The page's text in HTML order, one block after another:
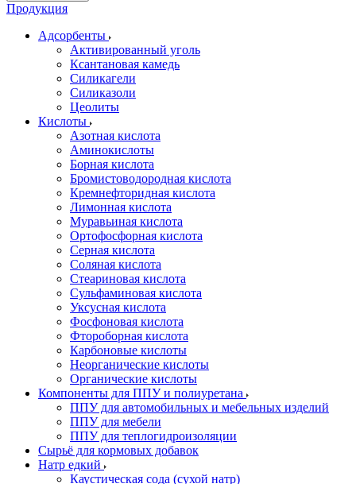
Продукция
Адсорбенты
Активированный уголь
Ксантановая камедь
Силикагели
Силиказоли
Цеолиты
Кислоты
Азотная кислота
Аминокислоты
Борная кислота
Бромистоводородная кислота
Кремнефторидная кислота
Лимонная кислота
Муравьиная кислота
Ортофосфорная кислота
Серная кислота
Соляная кислота
Стеариновая кислота
Сульфаминовая кислота
Уксусная кислота
Фосфоновая кислота
Фтороборная кислота
Карбоновые кислоты
Неорганические кислоты
Органические кислоты
Компоненты для ППУ и полиуретана
ППУ для автомобильных и мебельных изделий
ППУ для мебели
ППУ для теплогидроизоляции
Сырьё для кормовых добавок
Натр едкий
Каустическая сода (сухой натр)